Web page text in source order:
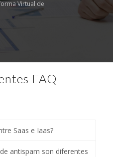
Virtual de
FAQ
Saas e Iaas?
antispam son diferentes